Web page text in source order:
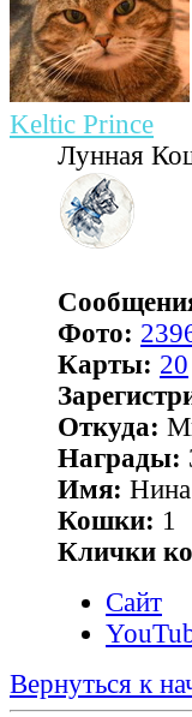
Keltic Prince
Лунная
Фото:
Карты: 20
Откуда:
Награды:
Имя: Нина
Кошки: 1
Клички
Сайт
Вернуться к